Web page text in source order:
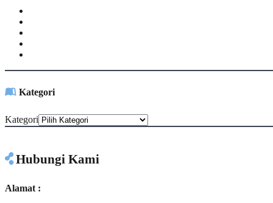
Kategori
Kategori
Hubungi Kami
Alamat :